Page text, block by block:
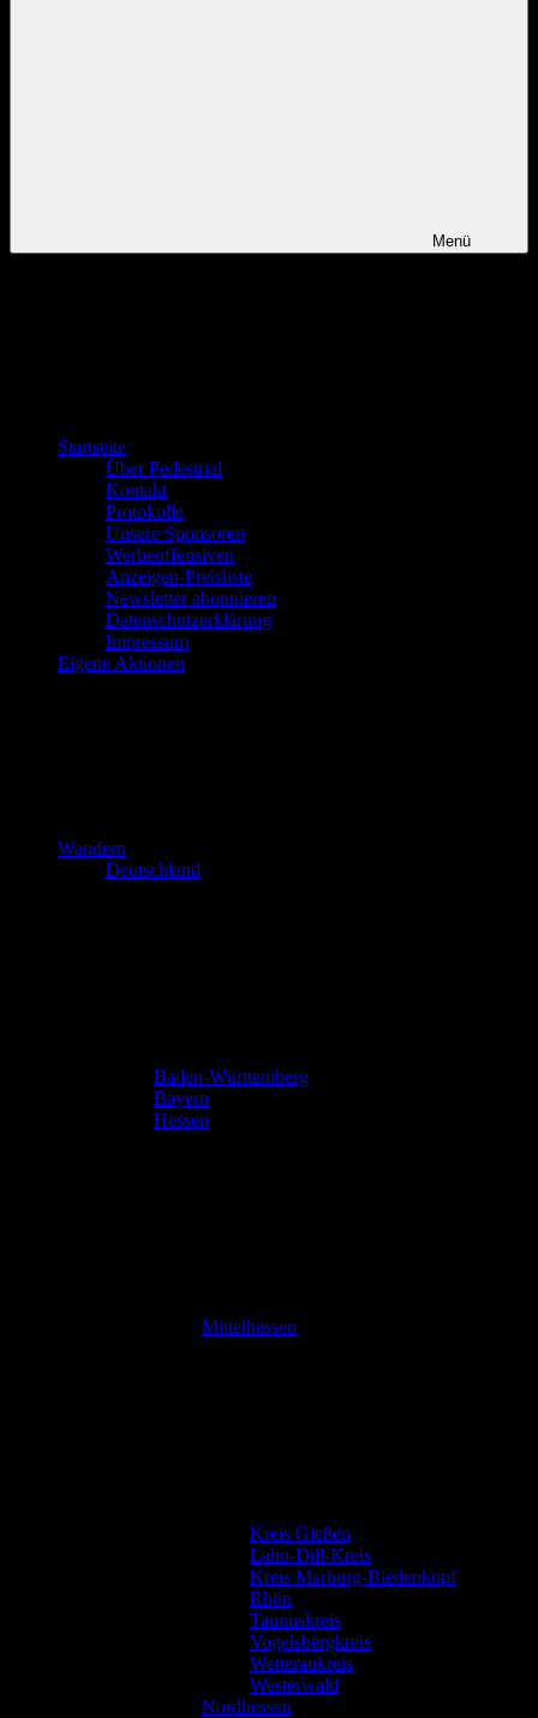
Menü
Startseite
Über Pedestrial
Kontakt
Protokolle
Unsere Sponsoren
Werbeoffensiven
Anzeigen-Preisliste
Newsletter abonnieren
Datenschutzerklärung
Impressum
Eigene Aktionen
Wandern
Deutschland
Baden-Württemberg
Bayern
Hessen
Mittelhessen
Kreis Gießen
Lahn-Dill-Kreis
Kreis Marburg-Biedenkopf
Rhön
Taunuskreis
Vogelsbergkreis
Wetteraukreis
Westerwald
Nordhessen